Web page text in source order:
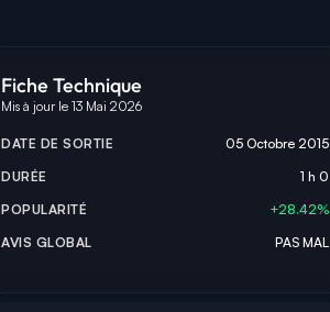
Fiche Technique
Mis à jour le 13 Mai 2026
DATE DE SORTIE
05 Octobre 2015
DURÉE
1 h 0
POPULARITÉ
+28.42%
AVIS GLOBAL
PAS MAL